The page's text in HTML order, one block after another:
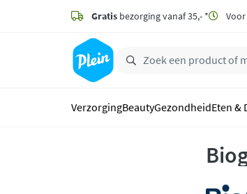
zoeken
hoofdinhoud
Gratis bezorging vanaf 35,- * Voor
VerzorgingBeautyGezondheidEten &